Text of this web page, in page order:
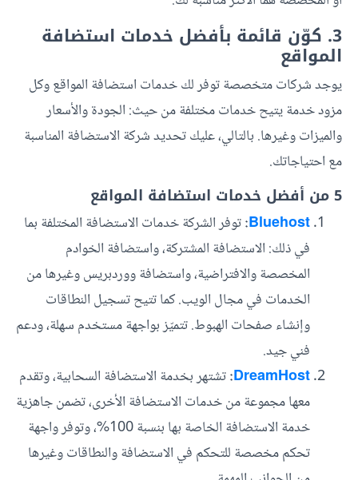
3. كوّن قائمة بأفضل خدمات استضافة
المواقع
يوجد شركات متخصصة توفر لك خدمات استضافة المواقع وكل
مزود خدمة يتيح خدمات مختلفة من حيث: الجودة والأسعار
والميزات وغيرها. بالتالي، عليك تحديد شركة الاستضافة المناسبة
مع احتياجاتك.
5 من أفضل خدمات استضافة المواقع
Bluehost
:توفر الشركة خدمات الاستضافة المختلفة بما
في ذلك: الاستضافة المشتركة، واستضافة الخوادم
المخصصة والافتراضية، واستضافة ووردبريس وغيرها من
الخدمات في مجال الويب. كما تتيح تسجيل النطاقات
وإنشاء صفحات الهبوط. تتميّز بواجهة مستخدم سهلة، ودعم
فني جيد.
DreamHost
:تشتهر بخدمة الاستضافة السحابية، وتقدم
معها مجموعة من خدمات الاستضافة الأخرى، تضمن جاهزية
خدمة الاستضافة الخاصة بها بنسبة 100%، وتوفر واجهة
تحكم مخصصة للتحكم في الاستضافة والنطاقات وغيرها